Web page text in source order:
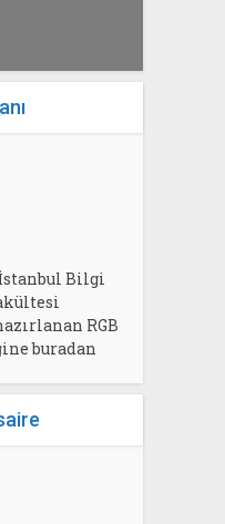
Bilgi
RGB
buradan